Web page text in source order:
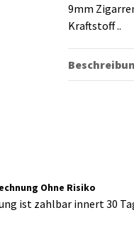
9mm
Kraftstoff ..
Ohne Risiko
ist zahlbar innert 30